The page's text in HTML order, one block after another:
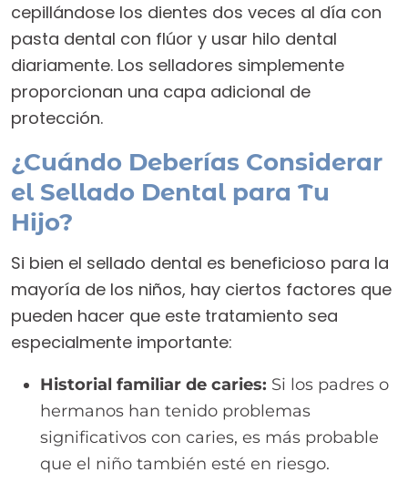
cepillándose los dientes dos veces al día con
pasta dental con flúor y usar hilo dental
diariamente. Los selladores simplemente
proporcionan una capa adicional de
protección.
¿Cuándo Deberías Considerar
el Sellado Dental para Tu
Hijo?
Si bien el sellado dental es beneficioso para la
mayoría de los niños, hay ciertos factores que
pueden hacer que este tratamiento sea
especialmente importante:
Historial familiar de caries: Si los padres o
hermanos han tenido problemas
significativos con caries, es más probable
que el niño también esté en riesgo.